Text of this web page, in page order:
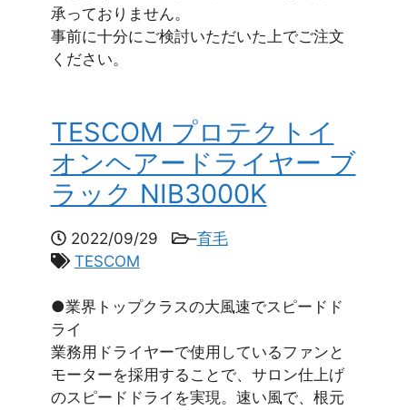
承っておりません。
事前に十分にご検討いただいた上でご注文
ください。
TESCOM プロテクトイ
オンヘアードライヤー ブ
ラック NIB3000K
2022/09/29 –育毛
TESCOM
●業界トップクラスの大風速でスピードド
ライ
業務用ドライヤーで使用しているファンと
モーターを採用することで、サロン仕上げ
のスピードドライを実現。速い風で、根元